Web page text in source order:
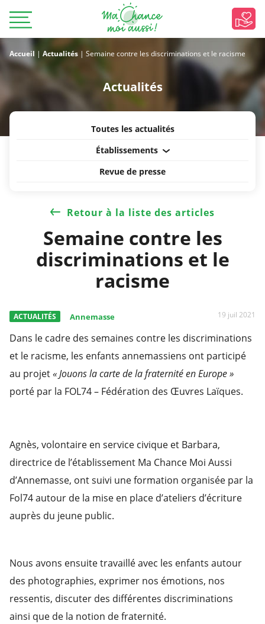
Accueil | Actualités | Semaine contre les discriminations et le racisme
Actualités
Toutes les actualités
Établissements
Revue de presse
Retour à la liste des articles
Semaine contre les
discriminations et le
racisme
ACTUALITÉS Annemasse 19 juil 2021
Dans le cadre des semaines contre les discriminations
et le racisme, les enfants annemassiens ont participé
au projet« Jouons la carte de la fraternité en Europe »
porté par la FOL74 – Fédération des Œuvres Laïques.
Agnès, volontaire en service civique et Barbara,
directrice de l’établissement Ma Chance Moi Aussi
d’Annemasse, ont suivi une formation organisée par la
Fol74 autour de la mise en place d’ateliers d’écriture
auprès du jeune public.
Nous avons ensuite travaillé avec les enfants autour
des photographies, exprimer nos émotions, nos
ressentis, discuter des différentes discriminations
ainsi que de la notion de fraternité.